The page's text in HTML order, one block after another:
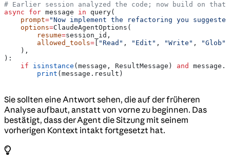
# Earlier session analyzed the code; now build on that
async for message in query(
    prompt
="Now implement the refactoring you
    options
=ClaudeAgentOptions(
        resume
=session_id,
        allowed_tools
= "Read" , "Edit" , "Write" , "Glob"
    ),
):
    if
isinstance (message, ResultMessage) and
        print
(message.result)
Sie sollten eine Antwort sehen, die auf der früheren
Analyse aufbaut, anstatt von vorne zu beginnen. Das
bestätigt, dass der Agent die Sitzung mit seinem
vorherigen Kontext intakt fortgesetzt hat.